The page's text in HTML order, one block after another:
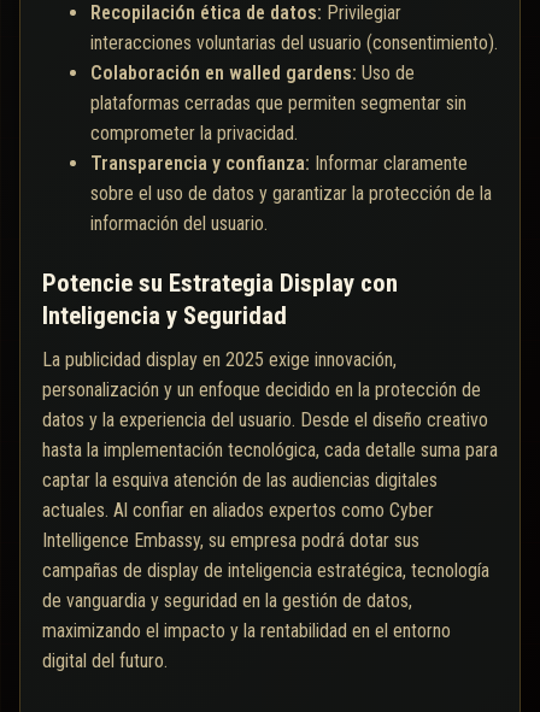
Recopilación ética de datos: Privilegiar
interacciones voluntarias del usuario (consentimiento).
Colaboración en walled gardens: Uso de
plataformas cerradas que permiten segmentar sin
comprometer la privacidad.
Transparencia y confianza: Informar claramente
sobre el uso de datos y garantizar la protección de la
información del usuario.
Potencie su Estrategia Display con
Inteligencia y Seguridad
La publicidad display en 2025 exige innovación,
personalización y un enfoque decidido en la protección de
datos y la experiencia del usuario. Desde el diseño creativo
hasta la implementación tecnológica, cada detalle suma para
captar la esquiva atención de las audiencias digitales
actuales. Al confiar en aliados expertos como Cyber
Intelligence Embassy, su empresa podrá dotar sus
campañas de display de inteligencia estratégica, tecnología
de vanguardia y seguridad en la gestión de datos,
maximizando el impacto y la rentabilidad en el entorno
digital del futuro.